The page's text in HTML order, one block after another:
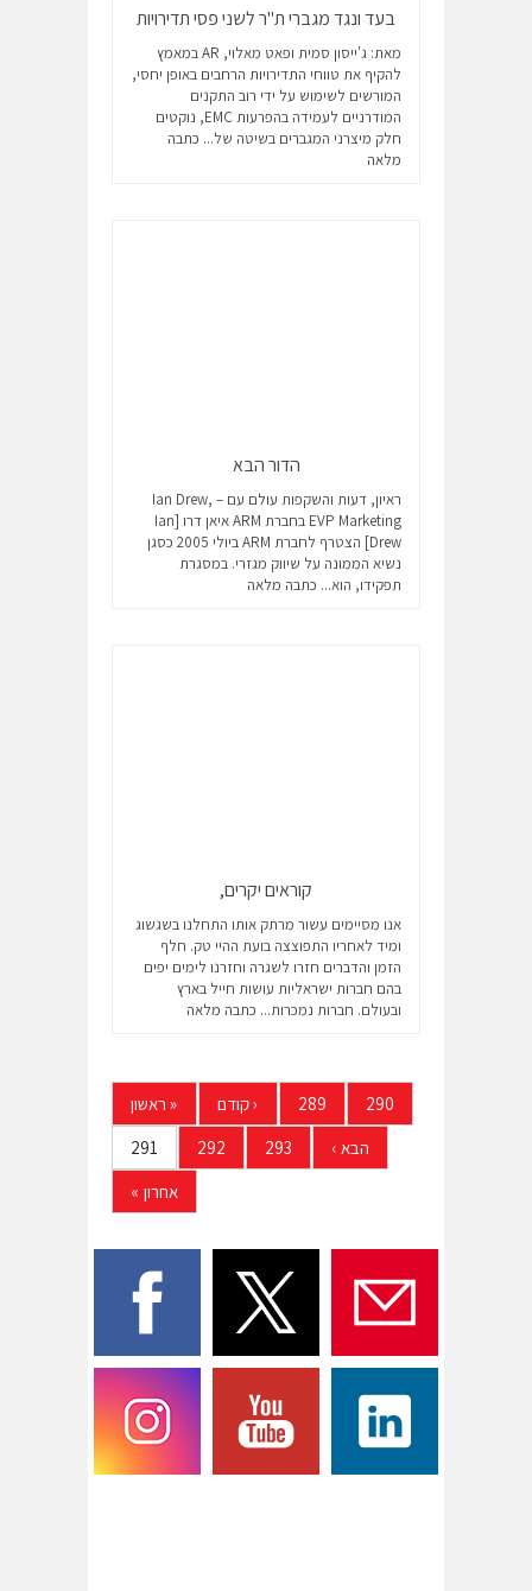
בעד ונגד מגברי ת"ר לשני פסי תדירויות
מאת: ג'ייסון סמית ופאט מאלוי, AR במאמץ
להקיף את טווחי התדירויות הרחבים באופן יחסי,
המורשים לשימוש על ידי רוב התקנים
המודרניים לעמידה בהפרעות EMC, נוקטים
חלק מיצרני המגברים בשיטה של... כתבה
מלאה
הדור הבא
ראיון, דעות והשקפות עולם עם – Ian Drew,
EVP Marketing בחברת ARM איאן דרו [Ian
Drew] הצטרף לחברת ARM ביולי 2005 כסגן
נשיא הממונה על שיווק מגזרי. במסגרת
תפקידו, הוא... כתבה מלאה
קוראים יקרים,
אנו מסיימים עשור מרתק אותו התחלנו בשגשוג
ומיד לאחריו התפוצצה בועת ההיי טק. חלף
הזמן והדברים חזרו לשגרה וחזרנו לימים יפים
בהם חברות ישראליות עושות חייל בארץ
ובעולם. חברות נמכרות... כתבה מלאה
« ראשון ‹קודם 289
290
291
292 293 הבא ›
אחרון »